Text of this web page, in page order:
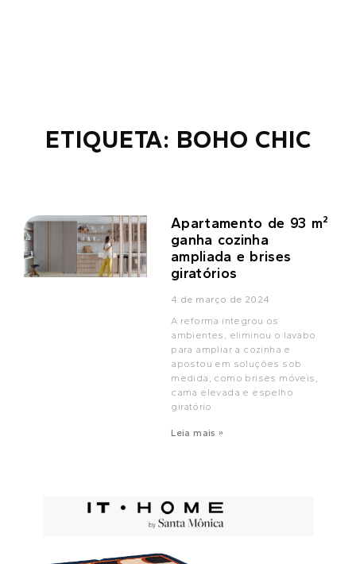
ETIQUETA: BOHO CHIC
Apartamento de 93 m²
ganha cozinha
ampliada e brises
giratórios
4 de março de 2024
A reforma integrou os
ambientes, eliminou o lavabo
para ampliar a cozinha e
apostou em soluções sob
medida, como brises móveis,
cama elevada e espelho
giratório
Leia mais »